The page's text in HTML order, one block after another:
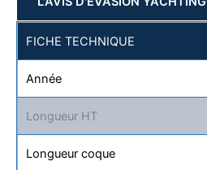
FICHE TECHNIQUE
Année
Longueur HT
Longueur coque